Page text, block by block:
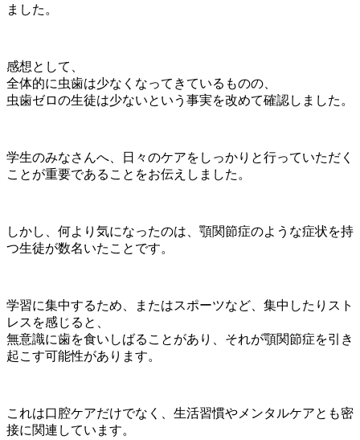
ました。
感想として、
全体的に虫歯は少なくなってきているものの、
虫歯ゼロの生徒は少ないという事実を改めて確認しました。
学生のみなさんへ、日々のケアをしっかりと行っていただく
ことが重要であることをお伝えしました。
しかし、何より気になったのは、顎関節症のような症状を持
つ生徒が数名いたことです。
学習に集中するため、またはスポーツなど、集中したりスト
レスを感じると、
無意識に歯を食いしばることがあり、それが顎関節症を引き
起こす可能性があります。
これは口腔ケアだけでなく、生活習慣やメンタルケアとも密
接に関連しています。